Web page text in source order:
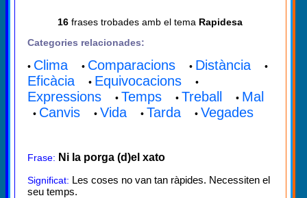
16frases trobades amb el tema Rapidesa
Categories relacionades:
• Clima • Comparacions • Distància •
Eficàcia • Equivocacions •
Expressions • Temps • Treball • Mal
• Canvis • Vida • Tarda • Vegades
Frase: Ni la porga (d)el xato
Significat: Les coses no van tan ràpides. Necessiten el
seu temps.